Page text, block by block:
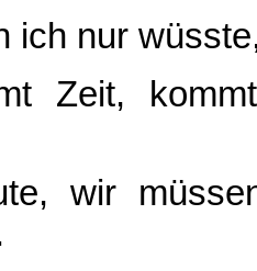
ich nur
Zeit,
wir